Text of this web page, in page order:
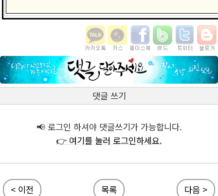
댓글 쓰기
📢 로그인 하셔야 댓글쓰기가 가능합니다.
👉 여기를 눌러 로그인하세요.
< 이전 목록 다음 >